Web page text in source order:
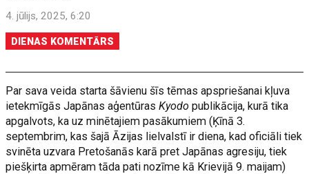
4. jūlijs, 2025, 6:20
DIENAS KOMENTĀRS
Par sava veida starta šāvienu šīs tēmas apspriešanai kļuva
ietekmīgās Japānas aģentūrasKyodopublikācija, kurā tika
apgalvots, ka uz minētajiem pasākumiem (Ķīnā 3.
septembrim, kas šajā Āzijas lielvalstī ir diena, kad oficiāli tiek
svinēta uzvara Pretošanās karā pret Japānas agresiju, tiek
piešķirta apmēram tāda pati nozīme kā Krievijā 9. maijam)